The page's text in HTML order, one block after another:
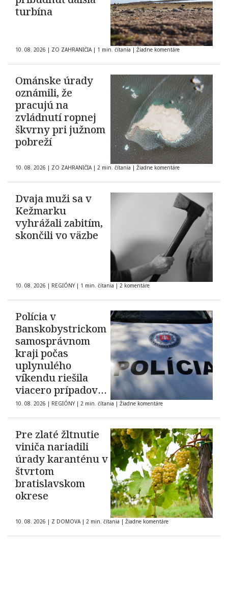
turbína
10. 08. 2026 | ZO ZAHRANIČIA | 1 min. čítania | Žiadne komentáre
Ománske úrady
oznámili, že
pracujú na
zvládnutí ropnej
škvrny pri južnom
pobreží
10. 08. 2026 | ZO ZAHRANIČIA | 2 min. čítania | Žiadne komentáre
Dvaja muži sa v
Kežmarku
vyhrážali zabitím,
skončili vo väzbe
10. 08. 2026 | REGIÓNY | 1 min. čítania | 2 komentáre
Polícia v
Banskobystrickom
samosprávnom
kraji počas
uplynulého
víkendu riešila
viacero prípadov
domáceho násilia
10. 08. 2026 | REGIÓNY | 2 min. čítania | Žiadne komentáre
Pre zlaté žltnutie
viniča nariadili
úrady karanténu v
štvrtom
bratislavskom
okrese
10. 08. 2026 | Z DOMOVA | 2 min. čítania | Žiadne komentáre